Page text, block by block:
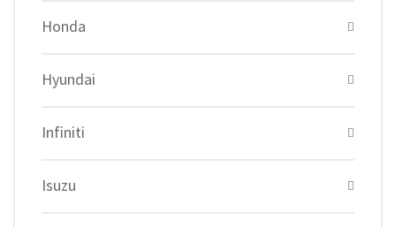
Honda
Hyundai
Infiniti
Isuzu